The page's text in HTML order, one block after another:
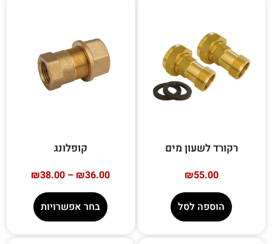
רקורד לשעון מים
₪55.00
הוספה לסל
קופלונג
₪36.00
–
₪38.00
בחר אפשרויות